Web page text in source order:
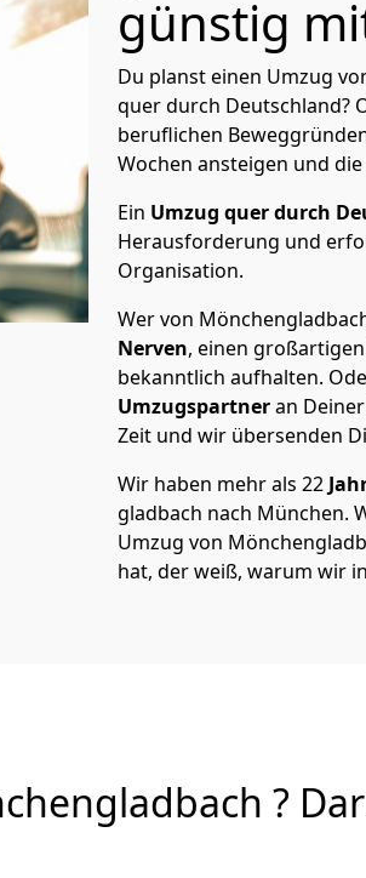
günstig
Du planst einen Umzug
quer durch Deutschland?
beruflichen
Wochen ansteigen und
Ein Umzug quer durch
Herausforderung und
Organisation.
Wer von
Nerven, einen
bekanntlich aufhalten.
Umzugspartneran
Zeit und wir übersenden
Wir haben mehr als 22
gladbach nach München.
Umzug von
hat, der weiß, warum wir
?